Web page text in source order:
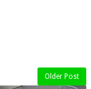
Older Post